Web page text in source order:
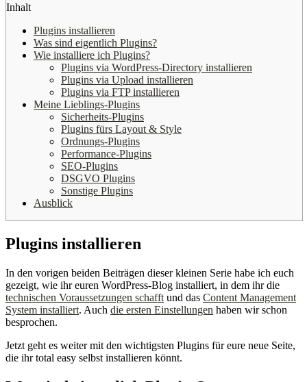
Inhalt
Plugins installieren
Was sind eigentlich Plugins?
Wie installiere ich Plugins?
Plugins via WordPress-Directory installieren
Plugins via Upload installieren
Plugins via FTP installieren
Meine Lieblings-Plugins
Sicherheits-Plugins
Plugins fürs Layout & Style
Ordnungs-Plugins
Performance-Plugins
SEO-Plugins
DSGVO Plugins
Sonstige Plugins
Ausblick
Plugins installieren
In den vorigen beiden Beiträgen dieser kleinen Serie habe ich euch
gezeigt, wie ihr euren WordPress-Blog installiert, in dem ihr die
technischen Voraussetzungen schafft und das Content Management
System installiert. Auch die ersten Einstellungen haben wir schon
besprochen.
Jetzt geht es weiter mit den wichtigsten Plugins für eure neue Seite,
die ihr total easy selbst installieren könnt.